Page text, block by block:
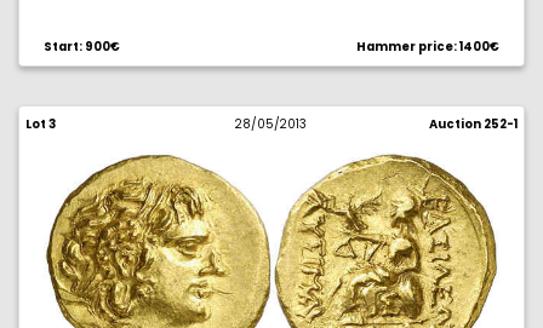
Start: 900€ Hammer price: 1400€
Lot 3 28/05/2013 Auction 252-1